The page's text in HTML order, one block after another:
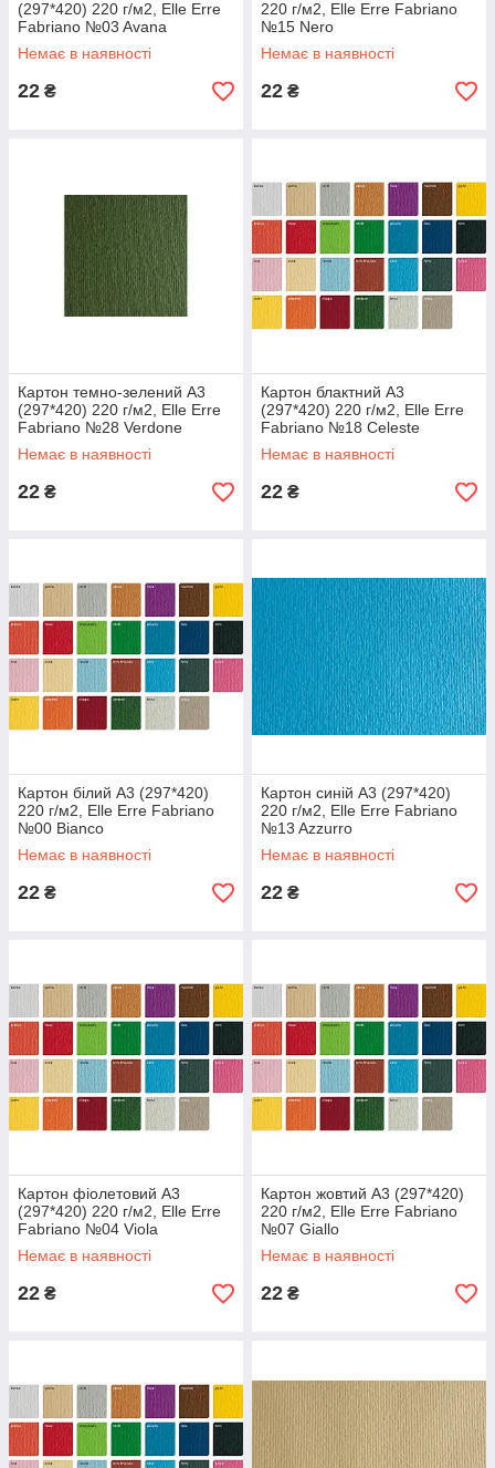
(297*420) 220 г/м2, Elle Erre
Fabriano №03 Avana
Немає в наявності
22 ₴
220 г/м2, Elle Erre Fabriano
№15 Nero
Немає в наявності
22 ₴
Картон темно-зелений А3
(297*420) 220 г/м2, Elle Erre
Fabriano №28 Verdone
Немає в наявності
22 ₴
Картон блактний А3
(297*420) 220 г/м2, Elle Erre
Fabriano №18 Celeste
Немає в наявності
22 ₴
Картон білий А3 (297*420)
220 г/м2, Elle Erre Fabriano
№00 Bianco
Немає в наявності
22 ₴
Картон синій А3 (297*420)
220 г/м2, Elle Erre Fabriano
№13 Azzurro
Немає в наявності
22 ₴
Картон фіолетовий А3
(297*420) 220 г/м2, Elle Erre
Fabriano №04 Viola
Немає в наявності
22 ₴
Картон жовтий А3 (297*420)
220 г/м2, Elle Erre Fabriano
№07 Giallo
Немає в наявності
22 ₴